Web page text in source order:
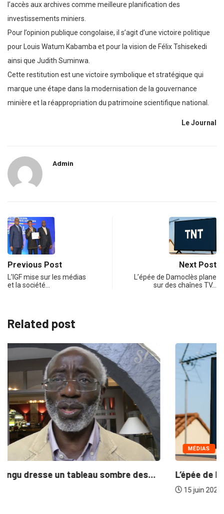
l’accès aux archives comme meilleure planification des
investissements miniers.
Pour l’opinion publique congolaise, il s’agit d’une victoire politique
pour Louis Watum Kabamba et pour la vision de Félix Tshisekedi
ainsi que Judith Suminwa.
Cette restitution est une victoire symbolique et stratégique qui
marque une étape dans la modernisation de la gouvernance
minière et la réappropriation du patrimoine scientifique national.
Le Journal
Admin
Previous Post
L’IGF mise sur les médias
et la société…
Next Post
L’épée de Damoclès plane
sur des chaînes TV…
Related post
MÉDIAS
L’épée de Damoclès plane sur des chaînes...